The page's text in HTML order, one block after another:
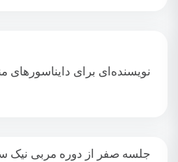
نویسنده‌ای برای
جلسه صفر از دوره مربی